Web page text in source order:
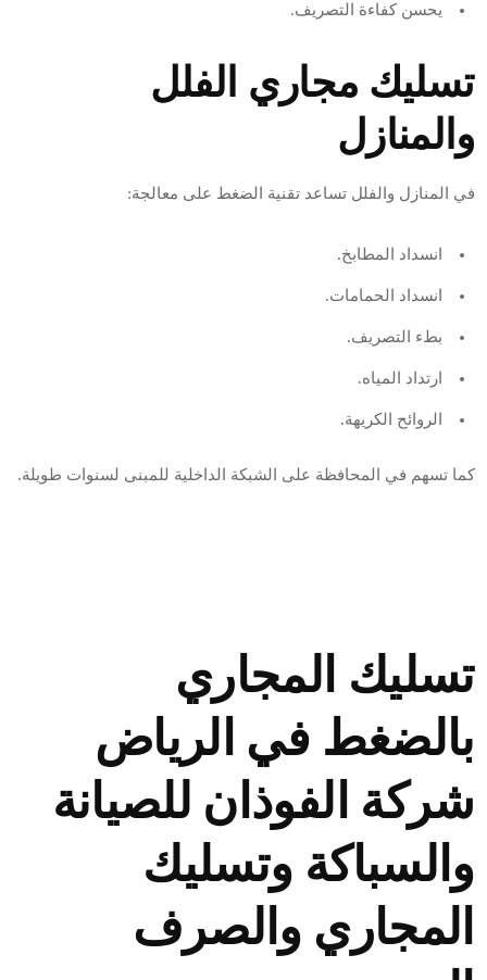
يحسن كفاءة التصريف.
تسليك مجاري الفلل
والمنازل
في المنازل والفلل تساعد تقنية الضغط على معالجة:
انسداد المطابخ.
انسداد الحمامات.
بطء التصريف.
ارتداد المياه.
الروائح الكريهة.
كما تسهم في المحافظة على الشبكة الداخلية للمبنى لسنوات طويلة.
تسليك المجاري
بالضغط في الرياض
شركة الفوذان للصيانة
والسباكة وتسليك
المجاري والصرف